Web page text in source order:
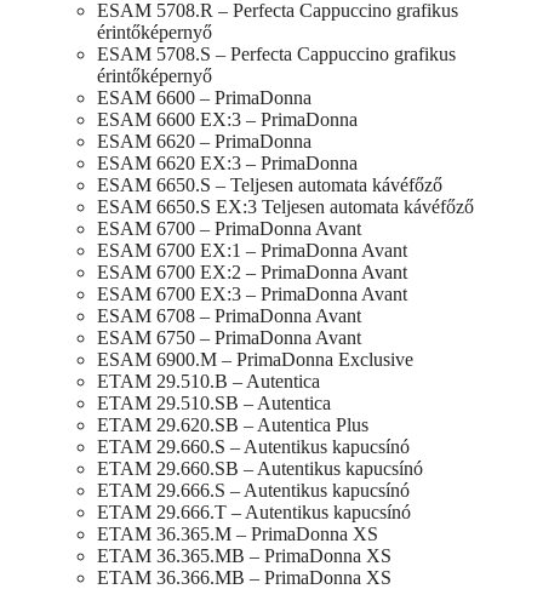
ESAM 5708.R – Perfecta Cappuccino grafikus
érintőképernyő
ESAM 5708.S – Perfecta Cappuccino grafikus
érintőképernyő
ESAM 6600 – PrimaDonna
ESAM 6600 EX:3 – PrimaDonna
ESAM 6620 – PrimaDonna
ESAM 6620 EX:3 – PrimaDonna
ESAM 6650.S – Teljesen automata kávéfőző
ESAM 6650.S EX:3 Teljesen automata kávéfőző
ESAM 6700 – PrimaDonna Avant
ESAM 6700 EX:1 – PrimaDonna Avant
ESAM 6700 EX:2 – PrimaDonna Avant
ESAM 6700 EX:3 – PrimaDonna Avant
ESAM 6708 – PrimaDonna Avant
ESAM 6750 – PrimaDonna Avant
ESAM 6900.M – PrimaDonna Exclusive
ETAM 29.510.B – Autentica
ETAM 29.510.SB – Autentica
ETAM 29.620.SB – Autentica Plus
ETAM 29.660.S – Autentikus kapucsínó
ETAM 29.660.SB – Autentikus kapucsínó
ETAM 29.666.S – Autentikus kapucsínó
ETAM 29.666.T – Autentikus kapucsínó
ETAM 36.365.M – PrimaDonna XS
ETAM 36.365.MB – PrimaDonna XS
ETAM 36.366.MB – PrimaDonna XS